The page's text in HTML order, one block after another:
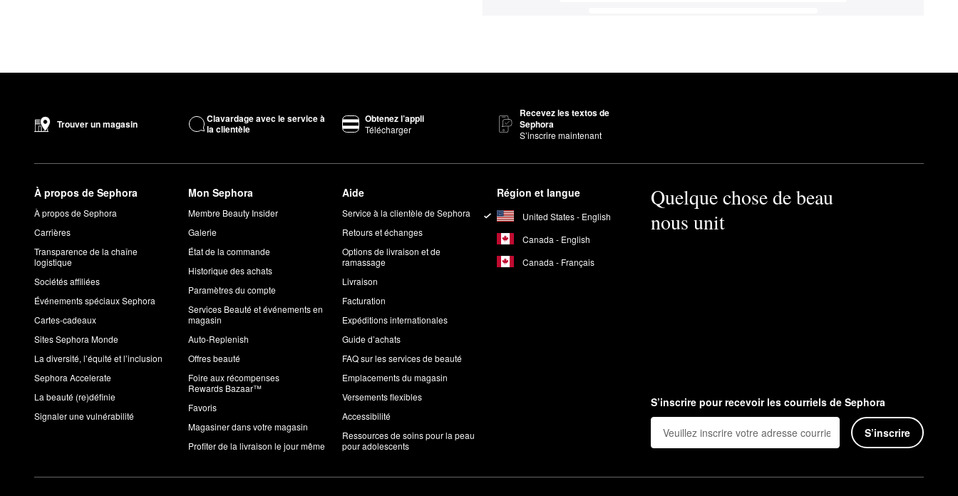
Trouver un magasin
Clavardage avec le service à
la clientèle
Obtenez l’appli
Télécharger
Recevez les textos de
Sephora
S’inscrire maintenant
À propos de Sephora
À propos de Sephora
Carrières
Transparence de la chaîne
logistique
Sociétés affiliées
Événements spéciaux Sephora
Cartes-cadeaux
Sites Sephora Monde
La diversité, l’équité et l’inclusion
Sephora Accelerate
La beauté (re)définie
Signaler une vulnérabilité
Mon Sephora
Membre Beauty Insider
Galerie
État de la commande
Historique des achats
Paramètres du compte
Services Beauté et événements en
magasin
Auto-Replenish
Offres beauté
Foire aux récompenses
Rewards Bazaar™
Favoris
Magasiner dans votre magasin
Profiter de la livraison le jour même
Aide
Service à la clientèle de Sephora
Retours et échanges
Options de livraison et de
ramassage
Livraison
Facturation
Expéditions internationales
Guide d’achats
FAQ sur les services de beauté
Emplacements du magasin
Versements flexibles
Accessibilité
Ressources de soins pour la peau
pour adolescents
Région et langue
United States - English
Canada - English
Canada - Français
Quelque chose de beau
nous unit
S’inscrire pour recevoir les courriels de Sephora
S’inscrire